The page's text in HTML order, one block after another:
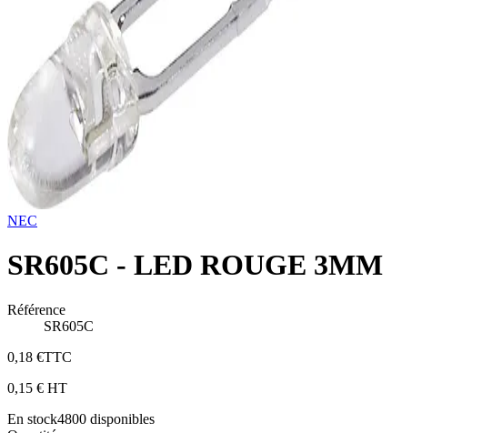
NEC
SR605C - LED ROUGE 3MM
Référence
SR605C
0,18 €TTC
0,15 € HT
En stock4800 disponibles